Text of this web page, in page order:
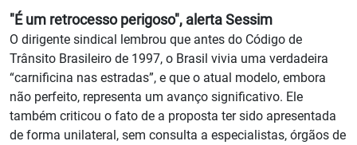
"É um retrocesso perigoso", alerta Sessim
O dirigente sindical lembrou que antes do Código de
Trânsito Brasileiro de 1997, o Brasil vivia uma verdadeira
“carnificina nas estradas”, e que o atual modelo, embora
não perfeito, representa um avanço significativo. Ele
também criticou o fato de a proposta ter sido apresentada
de forma unilateral, sem consulta a especialistas, órgãos de